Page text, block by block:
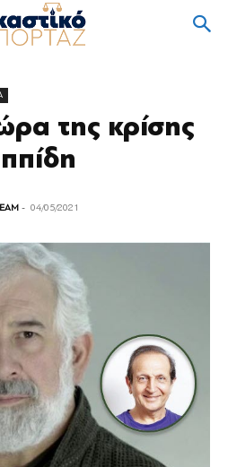
της κρίσης
- 04/05/2021